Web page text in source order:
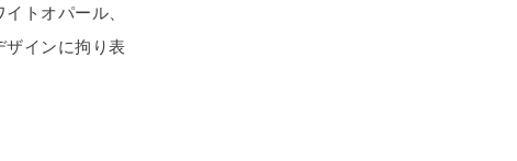
トオパール、
ザインに拘り表